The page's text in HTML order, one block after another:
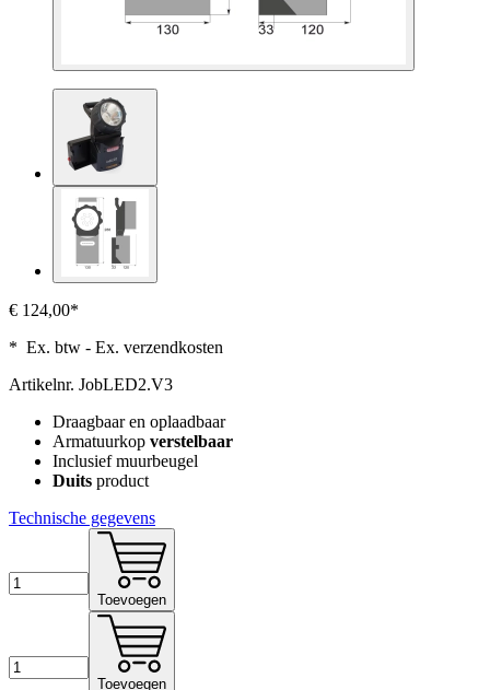
€ 124,00*
* Ex. btw - Ex. verzendkosten
Artikelnr. JobLED2.V3
Draagbaar en oplaadbaar
Armatuurkop verstelbaar
Inclusief muurbeugel
Duits product
Technische gegevens
Toevoegen
Toevoegen